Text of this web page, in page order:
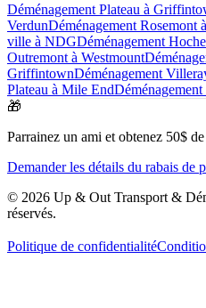
Déménagement Plateau à
VerdunDéménagement Rosemont
ville à NDGDéménagement
Outremont à Westmount
GriffintownDéménagement
Plateau à Mile End
🎁
Parrainez un ami et obtenez 50$
Demander les détails du rabais de
© 2026 Up & Out Transport &
réservés.
Politique de confidentialité